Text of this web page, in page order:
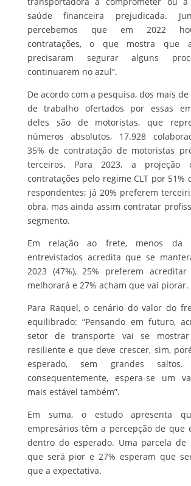
saúde financeira prejudicada.
percebemos que em 2022
contratações, o que mostra que
precisaram segurar alguns
continuarem no azul”.
De acordo com a pesquisa, dos mais
de trabalho ofertados por essas
deles são de motoristas, que
números absolutos, 17.928
35% de contratação de motoristas
terceiros. Para 2023, a projeção
contratações pelo regime CLT por 51%
respondentes; já 20% preferem
obra, mas ainda assim contratar
segmento.
Em relação ao frete, menos da
entrevistados acredita que se
2023 (47%), 25% preferem
melhorará e 27% acham que vai piorar.
Para Raquel, o cenário do valor do
equilibrado: “Pensando em futuro,
setor de transporte vai se
resiliente e que deve crescer, sim,
esperado, sem grandes
consequentemente, espera-se um
mais estável também”.
Em suma, o estudo apresenta
empresários têm a percepção de que
dentro do esperado. Uma parcela de
que será pior e 27% esperam que
que a expectativa.